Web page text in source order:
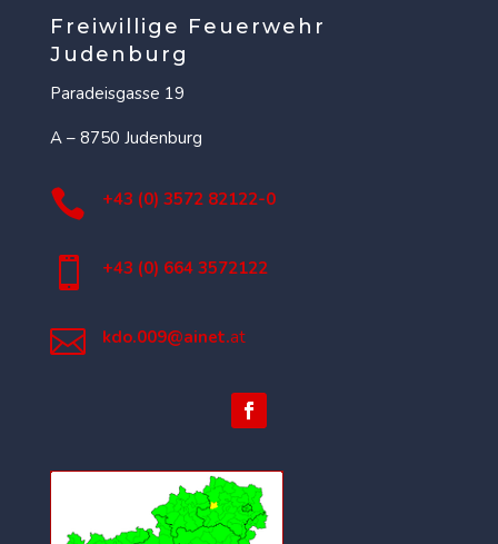
Freiwillige Feuerwehr
Judenburg
Paradeisgasse 19
A – 8750 Judenburg
 +43 (0) 3572 82122-0
 +43 (0) 664 3572122
 kdo.009@ainet.at